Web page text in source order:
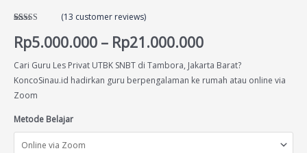
out of 5
based on
customer
ratings
(13 customer reviews)
Rp5.000.000 – Rp21.000.000
Cari Guru Les Privat UTBK SNBT di Tambora, Jakarta Barat?
KoncoSinau.id hadirkan guru berpengalaman ke rumah atau online via
Zoom
Metode Belajar